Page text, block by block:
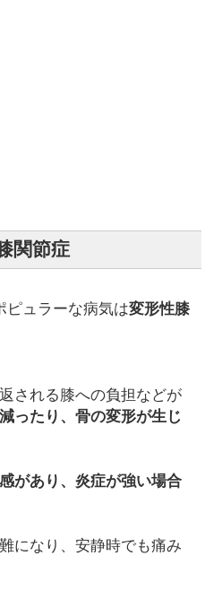
関節症
ピュラーな病気は変形性膝
される膝への負担などが
ったり、骨の変形が生じ
があり、炎症が強い場合
になり、安静時でも痛み